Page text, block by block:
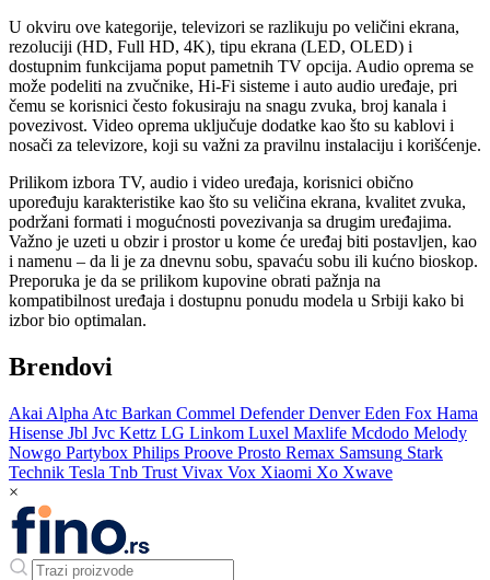
U okviru ove kategorije, televizori se razlikuju po veličini ekrana,
rezoluciji (HD, Full HD, 4K), tipu ekrana (LED, OLED) i
dostupnim funkcijama poput pametnih TV opcija. Audio oprema se
može podeliti na zvučnike, Hi-Fi sisteme i auto audio uređaje, pri
čemu se korisnici često fokusiraju na snagu zvuka, broj kanala i
povezivost. Video oprema uključuje dodatke kao što su kablovi i
nosači za televizore, koji su važni za pravilnu instalaciju i korišćenje.
Prilikom izbora TV, audio i video uređaja, korisnici obično
upoređuju karakteristike kao što su veličina ekrana, kvalitet zvuka,
podržani formati i mogućnosti povezivanja sa drugim uređajima.
Važno je uzeti u obzir i prostor u kome će uređaj biti postavljen, kao
i namenu – da li je za dnevnu sobu, spavaću sobu ili kućno bioskop.
Preporuka je da se prilikom kupovine obrati pažnja na
kompatibilnost uređaja i dostupnu ponudu modela u Srbiji kako bi
izbor bio optimalan.
Brendovi
Akai Alpha Atc Barkan Commel Defender Denver Eden Fox Hama
Hisense Jbl Jvc Kettz LG Linkom Luxel Maxlife Mcdodo Melody
Nowgo Partybox Philips Proove Prosto Remax Samsung Stark
Technik Tesla Tnb Trust Vivax Vox Xiaomi Xo Xwave
×